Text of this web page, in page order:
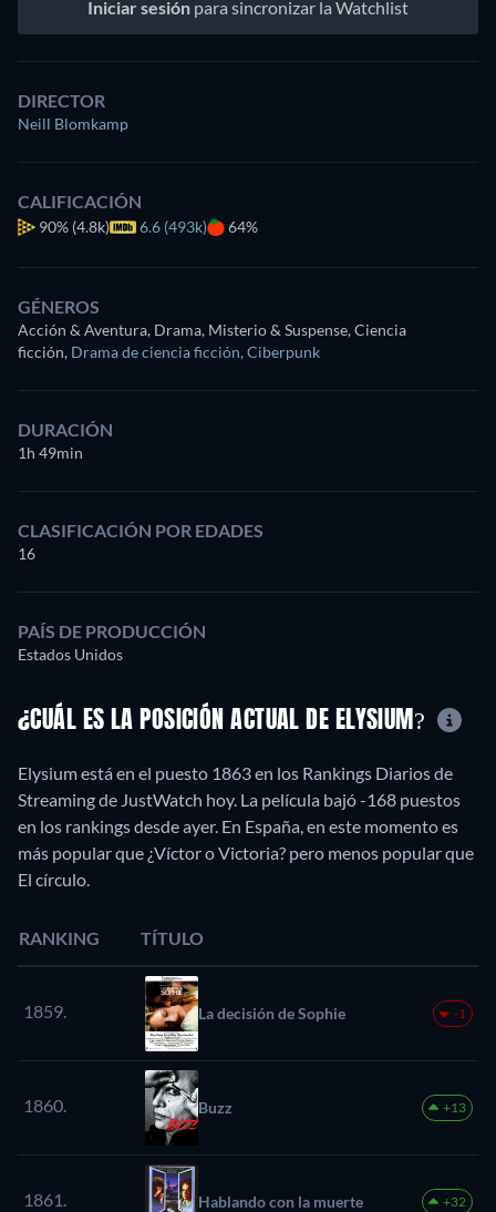
Iniciar sesión para sincronizar la Watchlist
DIRECTOR
Neill Blomkamp
CALIFICACIÓN
90% (4.8k) 6.6 (493k) 64%
GÉNEROS
Acción & Aventura, Drama, Misterio & Suspense, Ciencia
ficción, Drama de ciencia ficción, Ciberpunk
DURACIÓN
1h 49min
CLASIFICACIÓN POR EDADES
16
PAÍS DE PRODUCCIÓN
Estados Unidos
¿CUÁL ES LA POSICIÓN ACTUAL DE ELYSIUM?
Elysium está en el puesto 1863 en los Rankings Diarios de
Streaming de JustWatch hoy. La película bajó -168 puestos
en los rankings desde ayer. En España, en este momento es
más popular que ¿Víctor o Victoria? pero menos popular que
El círculo.
RANKING TÍTULO
1859. La decisión de Sophie -1
1860. Buzz +13
1861. Hablando con la muerte +32